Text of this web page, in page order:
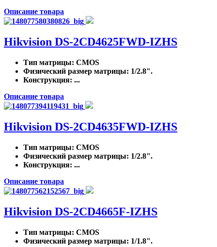
Описание товара
Hikvision DS-2CD4625FWD-IZHS
Тип матрицы: CMOS
Физический размер матрицы: 1/2.8".
Конструкция: ...
Описание товара
Hikvision DS-2CD4635FWD-IZHS
Тип матрицы: CMOS
Физический размер матрицы: 1/2.8".
Конструкция: ...
Описание товара
Hikvision DS-2CD4665F-IZHS
Тип матрицы: CMOS
Физический размер матрицы: 1/1.8".